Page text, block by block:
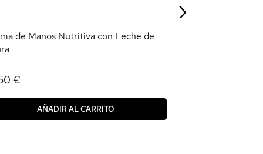
de Manos Nutritiva con Leche de
€
AÑADIR AL CARRITO
›